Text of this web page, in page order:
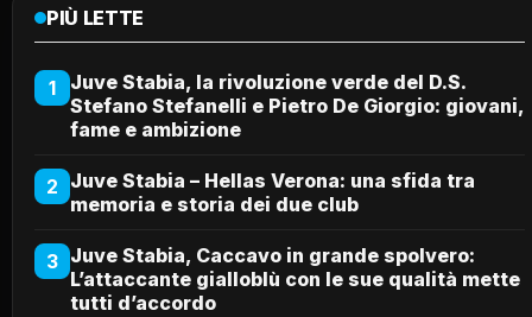
PIÙ LETTE
1
Juve Stabia, la rivoluzione verde del D.S.
Stefano Stefanelli e Pietro De Giorgio: giovani,
fame e ambizione
2 Juve Stabia – Hellas Verona: una sfida tra
memoria e storia dei due club
3 Juve Stabia, Caccavo in grande spolvero:
L’attaccante gialloblù con le sue qualità mette
tutti d’accordo